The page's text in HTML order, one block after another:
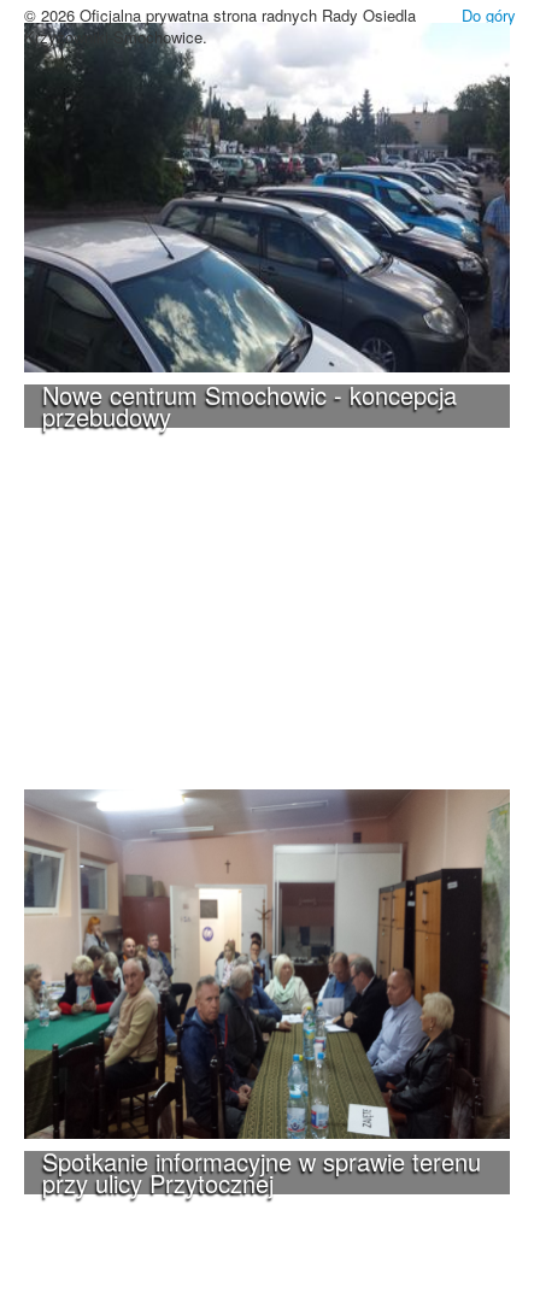
Nowe centrum Smochowic - koncepcja
przebudowy
Spotkanie informacyjne w sprawie terenu
przy ulicy Przytocznej
Do góry
© 2026 Oficjalna prywatna strona radnych Rady Osiedla
Krzyżowniki-Smochowice.